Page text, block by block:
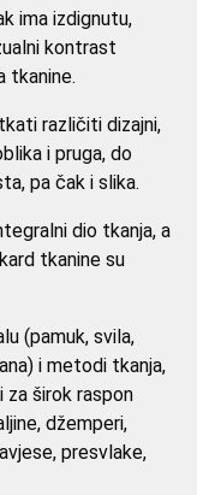
ima izdignutu,
kontrast
tkanine.
različiti dizajni,
i pruga, do
pa čak i slika.
dio tkanja, a
tkanine su
(pamuk, svila,
i metodi tkanja,
širok raspon
džemperi,
presvlake,